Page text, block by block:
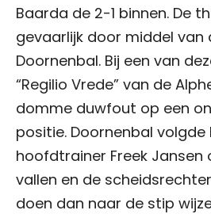
Baarda de 2-1 binnen. De
gevaarlijk door middel van
Doornenbal. Bij een van
“Regilio Vrede” van de
domme duwfout op een
positie. Doornenbal
hoofdtrainer Freek Jansen
vallen en de
doen dan naar de stip